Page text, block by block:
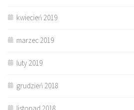
kwiecień 2019
marzec 2019
luty 2019
grudzień 2018
listopad 2018